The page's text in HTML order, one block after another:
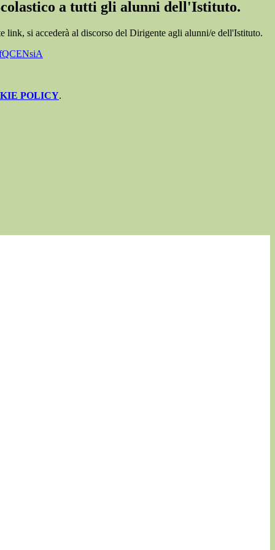
a tutti gli alunni dell'Istituto.
link, si accederà al discorso del Dirigente agli alunni/e dell'Istituto.
POLICY.